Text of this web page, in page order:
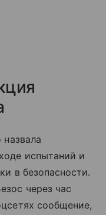
испытаний и
в безопасности.
через час
сообщение,